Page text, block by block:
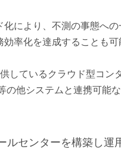
化により、不測の事態へ
率化を達成することも可
しているクラウド型コン
の他システムと連携可能
ルセンターを構築し運